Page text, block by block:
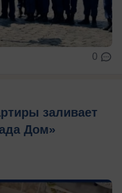
0
заливает
Дом»